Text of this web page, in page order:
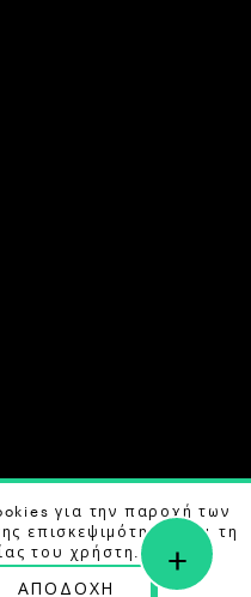
RESERVED.
BYB LABS
για την παροχή των
επισκεψιμότητας και τη
του χρήστη. Μάθετε
ΑΠΟΔΟΧΗ
+